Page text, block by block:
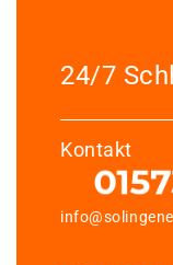
24/7
Kontakt